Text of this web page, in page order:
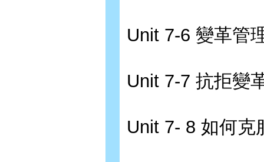
Unit 7-6 變革管
Unit 7-7 抗拒變
Unit 7- 8 如何克